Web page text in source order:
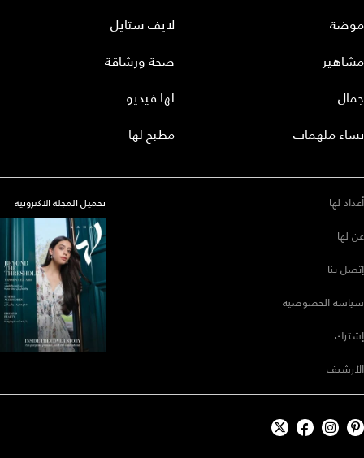
موضة
مشاهير
جمال
نساء ملهمات
لايف ستايل
صحة ورشاقة
لها فيديو
مطبخ لها
أعداد لها
عن لها
إتصل بنا
سياسة الخصوصية
إشترك
الأرشيف
تحميل المجلة الاكترونية